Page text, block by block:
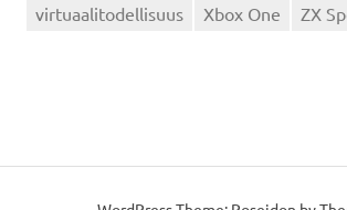
virtuaalitodellisuus
Xbox One ZX